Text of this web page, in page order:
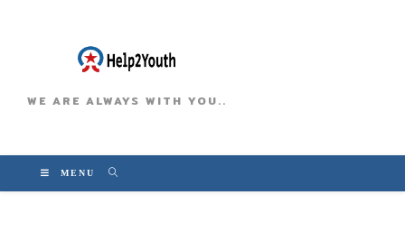
WE ARE ALWAYS WITH YOU..
MENU